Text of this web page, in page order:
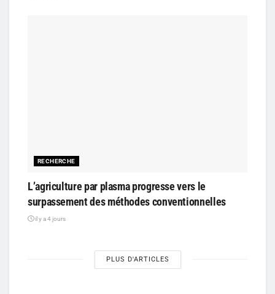
RECHERCHE
L’agriculture par plasma progresse vers le
surpassement des méthodes conventionnelles
il y a 4 jours
PLUS D'ARTICLES